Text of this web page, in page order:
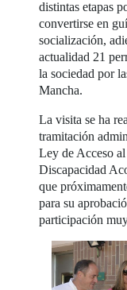
distintas etapas
convertirse en
socialización,
actualidad 21
la sociedad por
Mancha.
La visita se ha
tramitación
Ley de Acceso
Discapacidad
que
para su
participación